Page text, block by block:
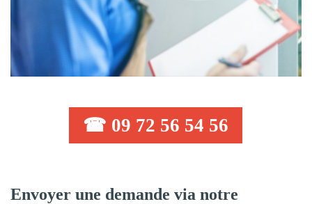
☎ 09 72 56 54 56
Envoyer une demande via notre